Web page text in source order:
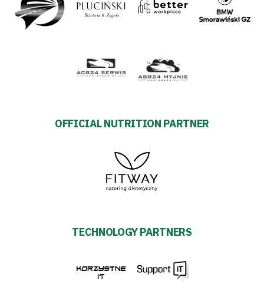
OFFICIAL NUTRITION PARTNER
TECHNOLOGY PARTNERS